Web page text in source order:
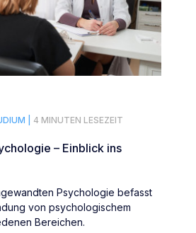
| 4 MINUTEN LESEZEIT
– Einblick ins
Psychologie befasst
von psychologischem
Bereichen.